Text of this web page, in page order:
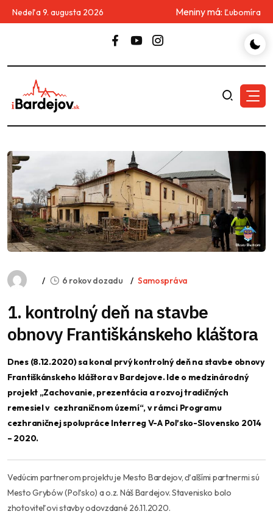
Nedeľa 9. augusta 2026 Meniny má: Ľubomíra
6 rokov dozadu Samospráva
1. kontrolný deň na stavbe
obnovy Františkánskeho kláštora
Dnes (8.12.2020) sa konal prvý kontrolný deň na stavbe obnovy
Františkánskeho kláštora v Bardejove. Ide o medzinárodný
projekt „Zachovanie, prezentácia a rozvoj tradičných
remesiel v cezhraničnom území“, v rámci Programu
cezhraničnej spolupráce Interreg V-A Poľsko-Slovensko 2014
– 2020.
Vedúcim partnerom projektu je Mesto Bardejov, ďalšími partnermi sú
Mesto Grybów (Poľsko) a o.z. Náš Bardejov. Stavenisko bolo
zhotoviteľovi stavby odovzdané 26.11.2020.